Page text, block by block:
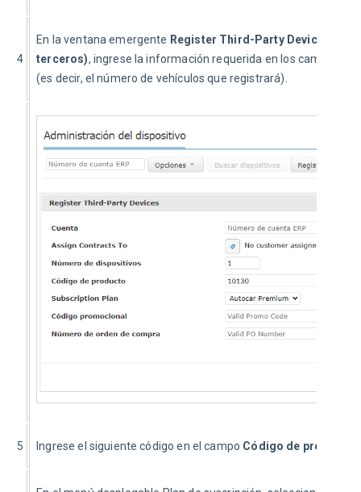
4
En la ventana emergente Register Third-Party Devices (
terceros), ingrese la información requerida en los campos
(es decir, el número de vehículos que registrará).
5 Ingrese el siguiente código en el campo Código de producto